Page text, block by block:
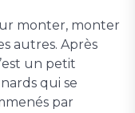
monter, monter
autres. Après
un petit
qui se
par